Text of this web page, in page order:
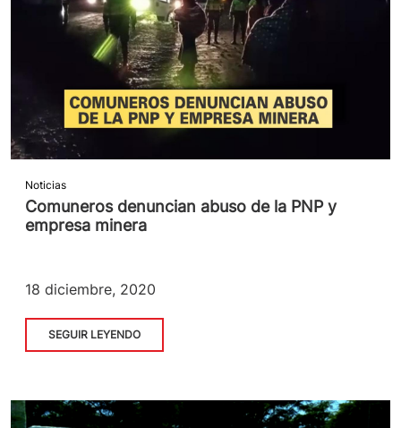
Noticias
Comuneros denuncian abuso de la PNP y
empresa minera
18 diciembre, 2020
SEGUIR LEYENDO